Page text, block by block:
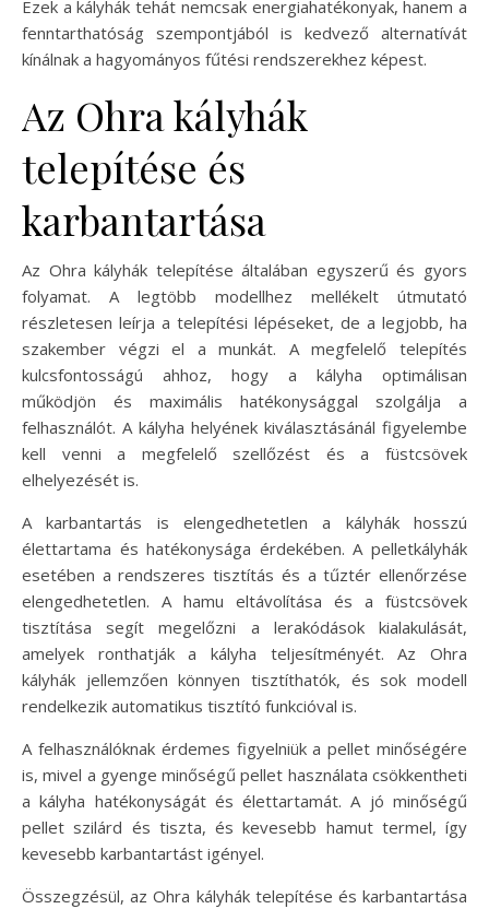
Ezek a kályhák tehát nemcsak energiahatékonyak, hanem a
fenntarthatóság szempontjából is kedvező alternatívát
kínálnak a hagyományos fűtési rendszerekhez képest.
Az Ohra kályhák
telepítése és
karbantartása
Az Ohra kályhák telepítése általában egyszerű és gyors
folyamat. A legtöbb modellhez mellékelt útmutató
részletesen leírja a telepítési lépéseket, de a legjobb, ha
szakember végzi el a munkát. A megfelelő telepítés
kulcsfontosságú ahhoz, hogy a kályha optimálisan
működjön és maximális hatékonysággal szolgálja a
felhasználót. A kályha helyének kiválasztásánál figyelembe
kell venni a megfelelő szellőzést és a füstcsövek
elhelyezését is.
A karbantartás is elengedhetetlen a kályhák hosszú
élettartama és hatékonysága érdekében. A pelletkályhák
esetében a rendszeres tisztítás és a tűztér ellenőrzése
elengedhetetlen. A hamu eltávolítása és a füstcsövek
tisztítása segít megelőzni a lerakódások kialakulását,
amelyek ronthatják a kályha teljesítményét. Az Ohra
kályhák jellemzően könnyen tisztíthatók, és sok modell
rendelkezik automatikus tisztító funkcióval is.
A felhasználóknak érdemes figyelniük a pellet minőségére
is, mivel a gyenge minőségű pellet használata csökkentheti
a kályha hatékonyságát és élettartamát. A jó minőségű
pellet szilárd és tiszta, és kevesebb hamut termel, így
kevesebb karbantartást igényel.
Összegzésül, az Ohra kályhák telepítése és karbantartása